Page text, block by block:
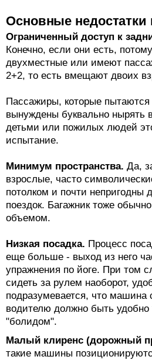
Основные недостатки
Ограниченный доступ к
Конечно, если они есть,
двухместные или имеют
2+2, то есть вмещают двоих
Пассажиры, которые пытаются
вынуждены буквально нырять
детьми или пожилых людей
испытание.
Минимум пространства. Да,
взрослые, часто
потолком и почти непригодны
поездок. Багажник тоже
объемом.
Низкая посадка. Процесс
еще больше - выход из него
упражнения по йоге. При том
сидеть за рулем наоборот,
подразумевается, что машина
водителю должно быть удобно
"болидом".
Малый клиренс (дорожный
такие машины